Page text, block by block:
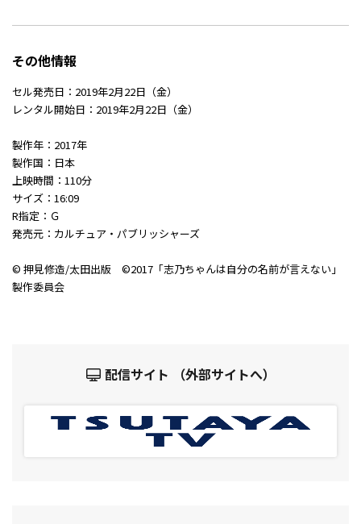
その他情報
セル発売日：2019年2月22日（金）
レンタル開始日：2019年2月22日（金）
製作年：2017年
製作国：日本
上映時間：110分
サイズ：16:09
R指定：Ｇ
発売元：カルチュア・パブリッシャーズ
© 押見修造/太田出版 ©2017「志乃ちゃんは自分の名前が言えない」
製作委員会
配信サイト （外部サイトへ）